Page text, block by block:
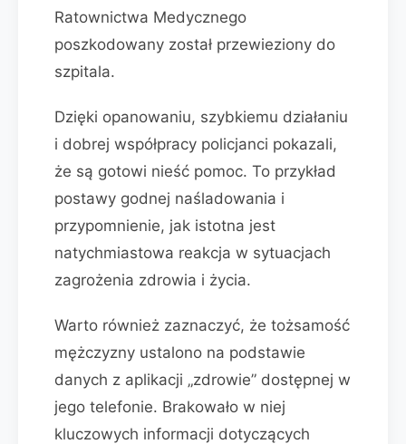
Ratownictwa Medycznego
poszkodowany został przewieziony do
szpitala.
Dzięki opanowaniu, szybkiemu działaniu
i dobrej współpracy policjanci pokazali,
że są gotowi nieść pomoc. To przykład
postawy godnej naśladowania i
przypomnienie, jak istotna jest
natychmiastowa reakcja w sytuacjach
zagrożenia zdrowia i życia.
Warto również zaznaczyć, że tożsamość
mężczyzny ustalono na podstawie
danych z aplikacji „zdrowie” dostępnej w
jego telefonie. Brakowało w niej
kluczowych informacji dotyczących